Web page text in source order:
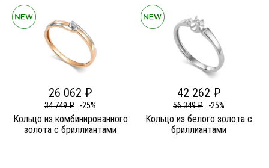
26 062 ₽
34 749 ₽ -25%
Кольцо из комбинированного
золота c бриллиантами
42 262 ₽
56 349 ₽ -25%
Кольцо из белого золота c
бриллиантами